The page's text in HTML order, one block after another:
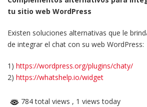
tu sitio web WordPress
Existen soluciones alternativas que le
de integrar el chat con su web WordPress:
1) https://wordpress.org/plugins/chaty/
2) https://whatshelp.io/widget
784 total views , 1 views today